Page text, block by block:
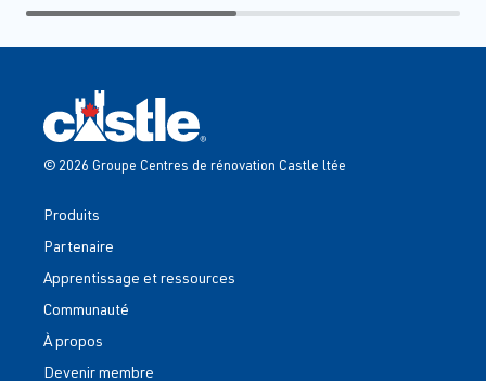
© 2026 Groupe Centres de rénovation Castle ltée
Produits
Partenaire
Apprentissage et ressources
Communauté
À propos
Devenir membre